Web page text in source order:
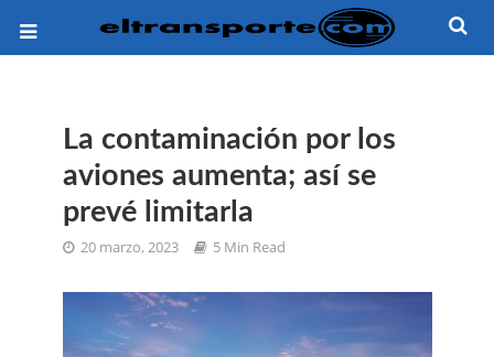
La contaminación por los
aviones aumenta; así se
prevé limitarla
20 marzo, 2023 5 Min Read